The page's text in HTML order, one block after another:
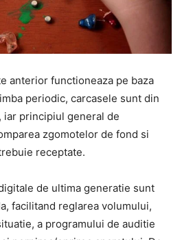
anterior functioneaza pe baza
periodic, carcasele sunt din
iar principiul general de
zgomotelor de fond si
receptate.
de ultima generatie sunt
facilitand reglarea volumului,
a programului de auditie